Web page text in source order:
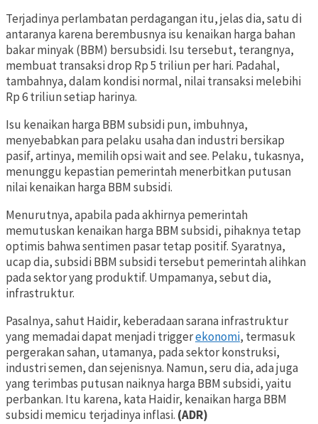
Terjadinya perlambatan perdagangan itu, jelas dia, satu di
antaranya karena berembusnya isu kenaikan harga bahan
bakar minyak (BBM) bersubsidi. Isu tersebut, terangnya,
membuat transaksi drop Rp 5 triliun per hari. Padahal,
tambahnya, dalam kondisi normal, nilai transaksi melebihi
Rp 6 triliun setiap harinya.
Isu kenaikan harga BBM subsidi pun, imbuhnya,
menyebabkan para pelaku usaha dan industri bersikap
pasif, artinya, memilih opsi wait and see. Pelaku, tukasnya,
menunggu kepastian pemerintah menerbitkan putusan
nilai kenaikan harga BBM subsidi.
Menurutnya, apabila pada akhirnya pemerintah
memutuskan kenaikan harga BBM subsidi, pihaknya tetap
optimis bahwa sentimen pasar tetap positif. Syaratnya,
ucap dia, subsidi BBM subsidi tersebut pemerintah alihkan
pada sektor yang produktif. Umpamanya, sebut dia,
infrastruktur.
Pasalnya, sahut Haidir, keberadaan sarana infrastruktur
yang memadai dapat menjadi triggerekonomi, termasuk
pergerakan sahan, utamanya, pada sektor konstruksi,
industri semen, dan sejenisnya. Namun, seru dia, ada juga
yang terimbas putusan naiknya harga BBM subsidi, yaitu
perbankan. Itu karena, kata Haidir, kenaikan harga BBM
subsidi memicu terjadinya inflasi. (ADR)